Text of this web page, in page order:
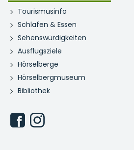
Tourismusinfo
Schlafen & Essen
Sehenswürdigkeiten
Ausflugsziele
Hörselberge
Hörselbergmuseum
Bibliothek